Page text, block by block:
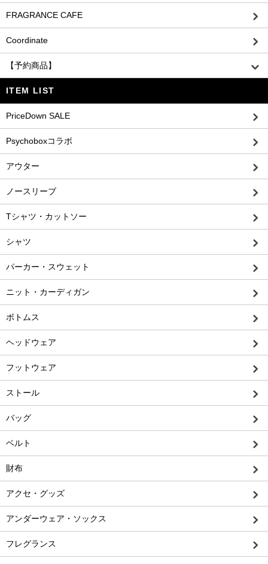
FRAGRANCE CAFE
Coordinate
【予約商品】
ITEM LIST
PriceDown SALE
Psychoboxコラボ
アウター
ノースリーブ
Tシャツ・カットソー
シャツ
パーカー・スウェット
ニット・カーディガン
ボトムス
ヘッドウェア
フットウェア
ストール
バッグ
ベルト
財布
アクセ・グッズ
アンダーウェア・ソックス
フレグランス